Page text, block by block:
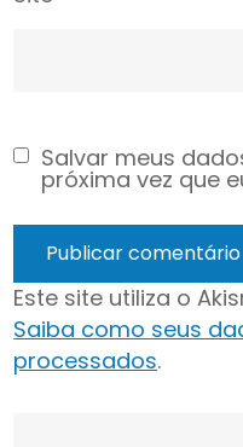
Salvar meus
próxima vez que
Este site utiliza o
Saiba como seus
processados.